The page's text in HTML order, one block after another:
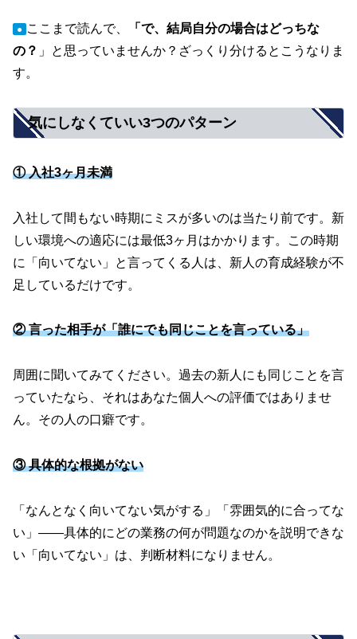
● ここまで読んで、
「で、結局自分の場合はどっちな
の？ 」と思っていませんか？ざっくり分けるとこうなりま
す。
気にしなくていい3つのパターン
① 入社3ヶ月未満
入社して間もない時期にミスが多いのは当たり前です。新
しい環境への適応には最低3ヶ月はかかります。この時期
に「向いてない」と言ってくる人は、新人の育成経験が不
足しているだけです。
② 言った相手が「誰にでも同じことを言っている」
周囲に聞いてみてください。過去の新人にも同じことを言
っていたなら、それはあなた個人への評価ではありませ
ん。その人の口癖です。
③ 具体的な根拠がない
「なんとなく向いてない気がする」「雰囲気的に合ってな
い」――具体的にどの業務の何が問題なのかを説明できな
い「向いてない」は、判断材料になりません。